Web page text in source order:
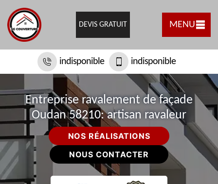
DEVIS GRATUIT MENU
indisponible indisponible
Entreprise ravalement de façade
Oudan 58210: artisan ravaleur
NOS RÉALISATIONS
NOUS CONTACTER